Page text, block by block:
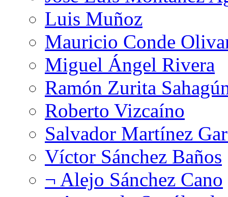
Luis Muñoz
Mauricio Conde
Miguel Ángel Rivera
Ramón Zurita
Roberto Vizcaíno
Salvador Martínez
Víctor Sánchez Baños
¬ Alejo Sánchez Cano